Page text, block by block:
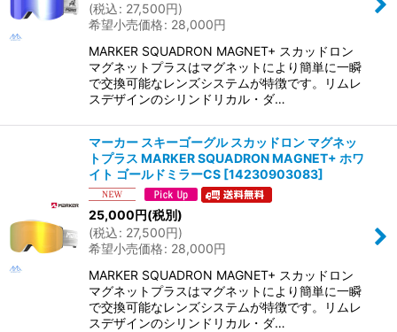
(税込: 27,500円)
希望小売価格: 28,000円
MARKER SQUADRON MAGNET+ スカッドロン
マグネットプラスはマグネットにより簡単に一瞬
で交換可能なレンズシステムが特徴です。リムレ
スデザインのシリンドリカル・ダ…
マーカー スキーゴーグル スカッドロン マグネッ
トプラス MARKER SQUADRON MAGNET+ ホワ
イト ゴールドミラーCS [14230903083]
25,000円(税別)
(税込: 27,500円)
希望小売価格: 28,000円
MARKER SQUADRON MAGNET+ スカッドロン
マグネットプラスはマグネットにより簡単に一瞬
で交換可能なレンズシステムが特徴です。リムレ
スデザインのシリンドリカル・ダ…